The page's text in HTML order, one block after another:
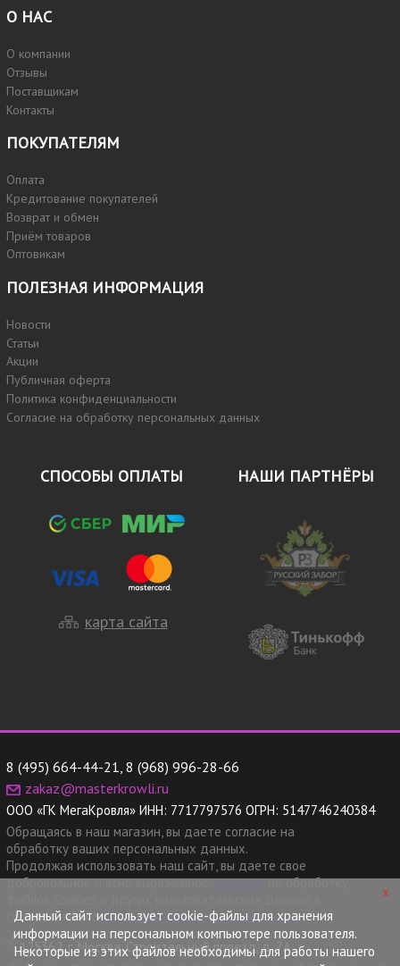
Данный сайт использует cookie-файлы для хранения
информации на персональном компьютере пользователя.
Некоторые из этих файлов необходимы для работы нашего
x
О НАС
О компании
Отзывы
Поставщикам
Контакты
ПОКУПАТЕЛЯМ
Оплата
Кредитование покупателей
Возврат и обмен
Приём товаров
Оптовикам
ПОЛЕЗНАЯ ИНФОРМАЦИЯ
Новости
Статьи
Акции
Публичная оферта
Политика конфиденциальности
Согласие на обработку персональных данных
СПОСОБЫ ОПЛАТЫ
карта сайта
НАШИ ПАРТНЁРЫ
8 (495) 664-44-21 8 (968) 996-28-66
zakaz@masterkrowli.ru
ООО «ГК МегаКровля» ИНН: 7717797576 ОГРН: 5147746240384
Обращаясь в наш магазин, вы даете согласие на
обработку ваших персональных данных.
Продолжая использовать наш сайт, вы даете свое
добровольное и ясно выраженноесогласиена обработку
соответствии сПолитикой конфиденциальности.
125362, г. Москва, Строительный проезд, д. 7А